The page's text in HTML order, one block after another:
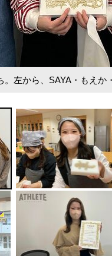
。左から、SAYA・もえか